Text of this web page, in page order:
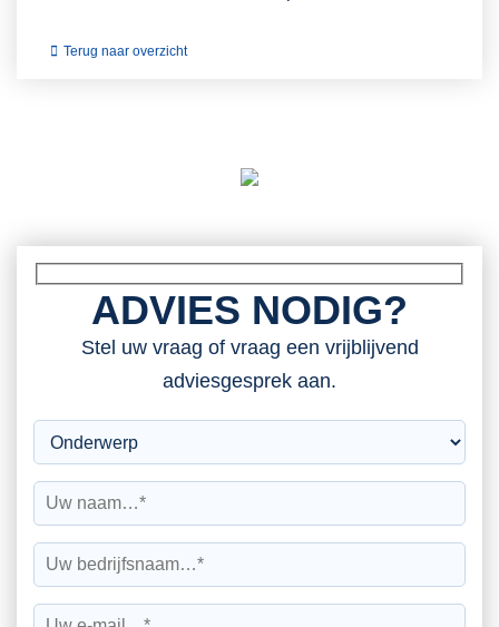
Terug naar overzicht
ADVIES NODIG?
Stel uw vraag of vraag een vrijblijvend
adviesgesprek aan.